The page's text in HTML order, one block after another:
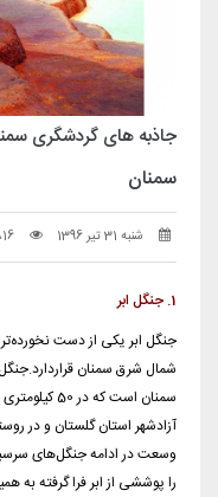
جاذبه های گردشگری
سمنان
شنبه 31 تیر 1396
1. جنگل ابر
شمال شرق سمنان
سمنان است
وسعت در ادامه جنگل‌های
را پوششی از ابر فرا گرفته به